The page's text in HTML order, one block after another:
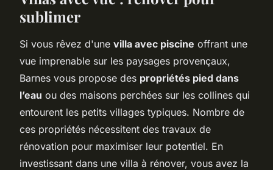
sublimer
Si vous rêvez d'une villa avec piscine offrant une
vue imprenable sur les paysages provençaux,
Barnes vous propose des propriétés pied dans
l’eau ou des maisons perchées sur les collines qui
entourent les petits villages typiques. Nombre de
ces propriétés nécessitent des travaux de
rénovation pour maximiser leur potentiel. En
investissant dans une villa à rénover, vous avez la